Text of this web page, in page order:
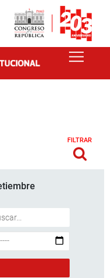
FILTRAR